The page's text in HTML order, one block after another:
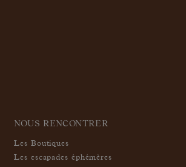
NOUS RENCONTRER
Les Boutiques
Les escapades éphémères